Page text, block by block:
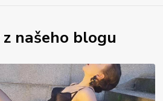
našeho blogu